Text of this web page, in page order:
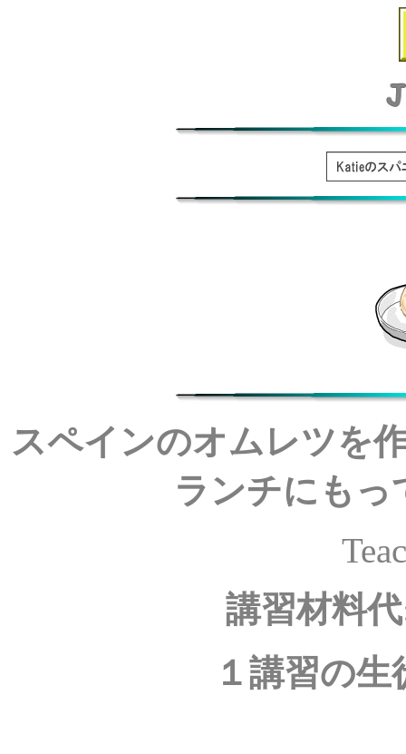
スペインのオムレツを
ランチにもっ
講習材
１講習の